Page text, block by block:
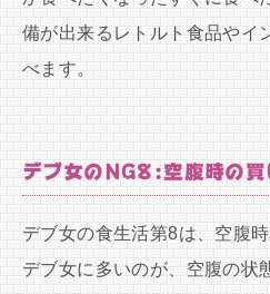
備が出来るレトルト食品やイ
べます。
デブ女のNG8:空腹時の買
デブ女の食生活第8は、空腹
デブ女に多いのが、空腹の状